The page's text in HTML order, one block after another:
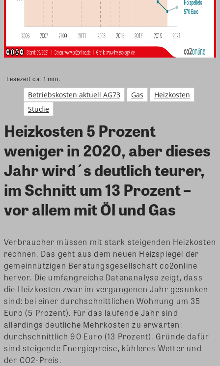
Lesezeit ca: 1 min.
Betriebskosten aktuell AG73 Gas
Heizkosten
Studie
Heizkosten 5 Prozent
weniger in 2020, aber dieses
Jahr wird´s deutlich teurer,
im Schnitt um 13 Prozent –
vor allem mit Öl und Gas
Verbraucher müssen mit stark steigenden Heizkosten
rechnen. Das geht aus dem neuen Heizspiegel der
gemeinnützigen Beratungsgesellschaft co2online
hervor. Die umfangreiche Datenanalyse zeigt, dass
die Heizkosten zwar im vergangenen Jahr gesunken
sind: bei einer durchschnittlichen Wohnung um 35
Euro (5 Prozent). Für das laufende Jahr sind
allerdings deutliche Mehrkosten zu erwarten:
durchschnittlich 90 Euro (13 Prozent). Gründe dafür
sind steigende Energiepreise, kühleres Wetter und
der CO2-Preis.